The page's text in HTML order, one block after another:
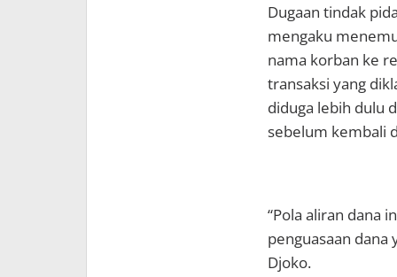
Dugaan tindak
mengaku
nama korban ke
transaksi yang
diduga lebih dulu
sebelum kembali
“Pola aliran dana
penguasaan dana
Djoko.